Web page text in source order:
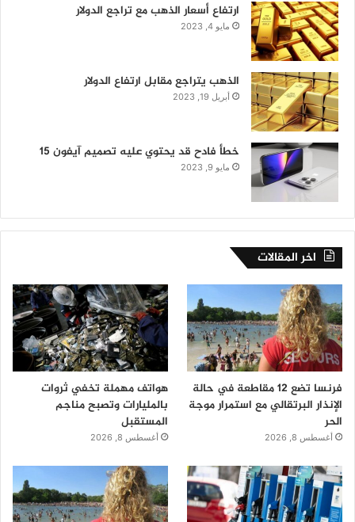
ارتفاع أسعار الذهب مع تراجع الدولار
مايو 4, 2023
الذهب يتراجع مقابل ارتفاع الدولار
أبريل 19, 2023
خطأ فادح قد يحتوي عليه تصميم آيفون 15
مايو 9, 2023
اخر المقالات
فرنسا تضع 12 مقاطعة في حالة
الإنذار البرتقالي مع استمرار موجة
الحر
أغسطس 8, 2026
هواتف مهملة تخفي ثروات
بالمليارات وتصبح مناجم
المستقبل
أغسطس 8, 2026